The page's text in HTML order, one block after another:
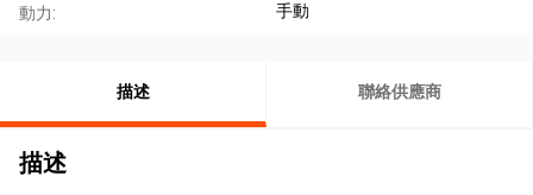
動力: 手動
描述 聯絡供應商
描述